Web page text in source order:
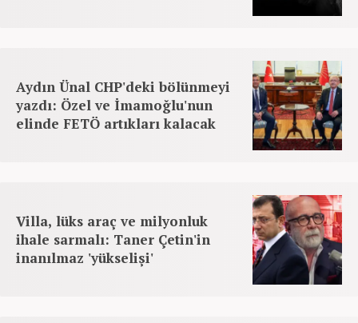
Aydın Ünal CHP'deki bölünmeyi
yazdı: Özel ve İmamoğlu'nun
elinde FETÖ artıkları kalacak
Villa, lüks araç ve milyonluk
ihale sarmalı: Taner Çetin'in
inanılmaz 'yükselişi'